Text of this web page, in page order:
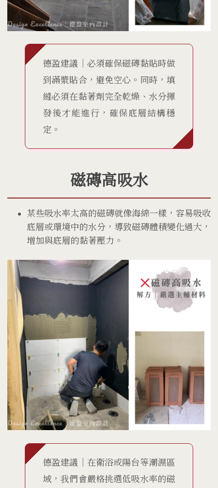
德盈建議｜必須確保磁磚黏貼時做
到滿漿貼合，避免空心。同時，填
縫必須在黏著劑完全乾燥、水分揮
發後才能進行，確保底層結構穩
定。
磁磚高吸水
某些吸水率太高的磁磚就像海綿一樣，容易吸收
底層或環境中的水分，導致磁磚體積變化過大，
增加與底層的黏著壓力。
德盈建議｜在衛浴或陽台等潮濕區
域，我們會嚴格挑選低吸水率的磁